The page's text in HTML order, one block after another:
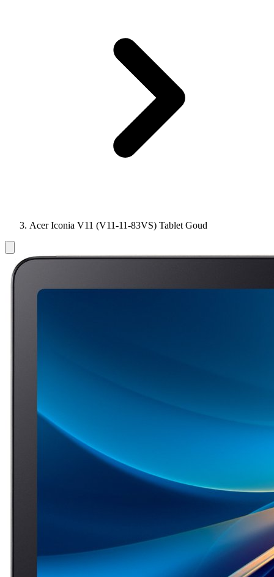
Acer Iconia V11 (V11-11-83VS) Tablet Goud